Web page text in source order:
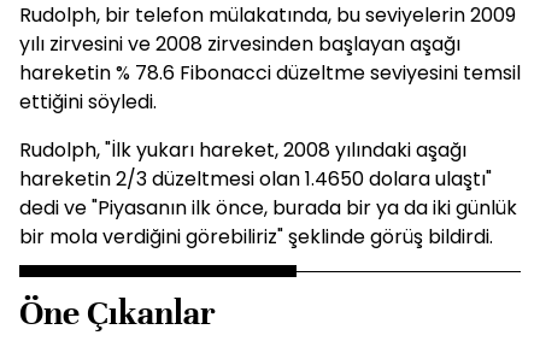
Rudolph, bir telefon mülakatında, bu seviyelerin 2009
yılı zirvesini ve 2008 zirvesinden başlayan aşağı
hareketin % 78.6 Fibonacci düzeltme seviyesini temsil
ettiğini söyledi.
Rudolph, "İlk yukarı hareket, 2008 yılındaki aşağı
hareketin 2/3 düzeltmesi olan 1.4650 dolara ulaştı"
dedi ve "Piyasanın ilk önce, burada bir ya da iki günlük
bir mola verdiğini görebiliriz" şeklinde görüş bildirdi.
Öne Çıkanlar